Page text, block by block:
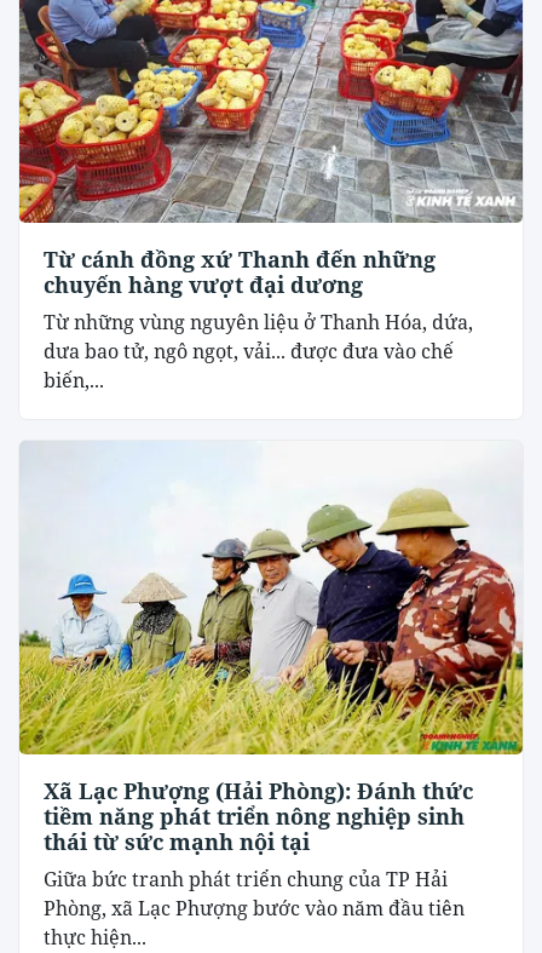
Từ cánh đồng xứ Thanh đến những
chuyến hàng vượt đại dương
Từ những vùng nguyên liệu ở Thanh Hóa, dứa,
dưa bao tử, ngô ngọt, vải... được đưa vào chế
biến,...
Xã Lạc Phượng (Hải Phòng): Đánh thức
tiềm năng phát triển nông nghiệp sinh
thái từ sức mạnh nội tại
​Giữa bức tranh phát triển chung của TP Hải
Phòng, xã Lạc Phượng bước vào năm đầu tiên
thực hiện...